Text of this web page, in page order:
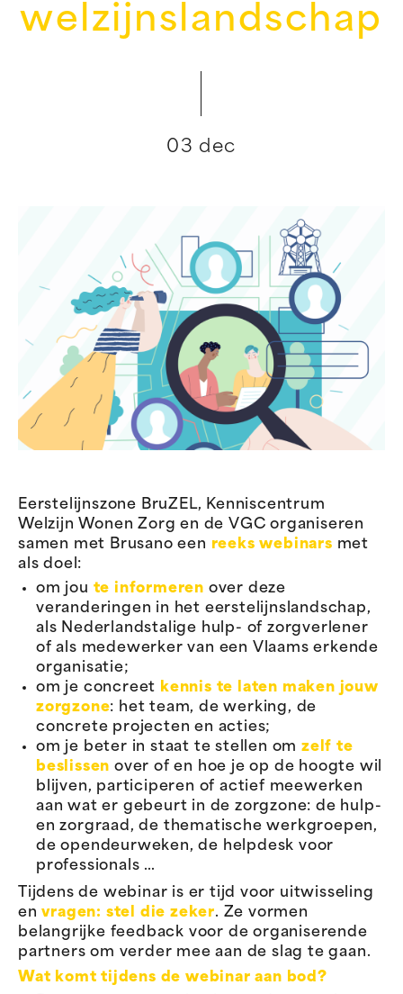
welzijnslandschap
03 dec
Eerstelijnszone BruZEL, Kenniscentrum
Welzijn Wonen Zorg en de VGC organiseren
samen met Brusano een reeks webinars met
als doel:
om jou te informeren over deze
veranderingen in het eerstelijnslandschap,
als Nederlandstalige hulp- of zorgverlener
of als medewerker van een Vlaams erkende
organisatie;
om je concreet kennis te laten maken jouw
zorgzone: het team, de werking, de
concrete projecten en acties;
om je beter in staat te stellen om zelf te
beslissen over of en hoe je op de hoogte wil
blijven, participeren of actief meewerken
aan wat er gebeurt in de zorgzone: de hulp-
en zorgraad, de thematische werkgroepen,
de opendeurweken, de helpdesk voor
professionals …
Tijdens de webinar is er tijd voor uitwisseling
envragen: stel die zeker. Ze vormen
belangrijke feedback voor de organiserende
partners om verder mee aan de slag te gaan.
Wat komt tijdens de webinar aan bod?